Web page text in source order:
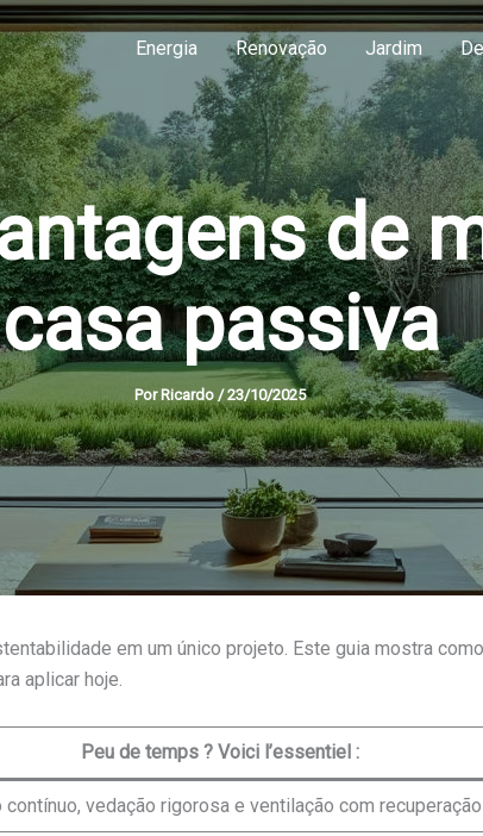
Energia Renovação Jardim
de
casa passiva
Por Ricardo/23/10/2025
em um único projeto. Este guia mostra
aplicar hoje.
Peu de temps ? Voici l’essentiel :
vedação rigorosa e ventilação com